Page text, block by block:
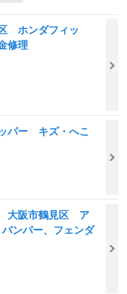
ホンダフィッ
修理
パー キズ・へこ
大阪市鶴見区 ア
ンパー、フェンダ